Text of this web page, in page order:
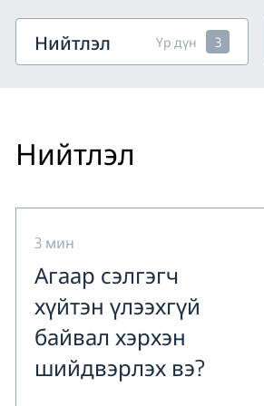
Нийтлэл Үр дүн 3
Нийтлэл
3 мин
Агаар сэлгэгч
хүйтэн үлээхгүй
байвал хэрхэн
шийдвэрлэх вэ?